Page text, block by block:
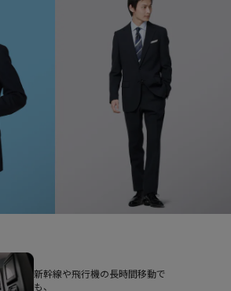
新幹線や飛行機の長時間移動で
も、